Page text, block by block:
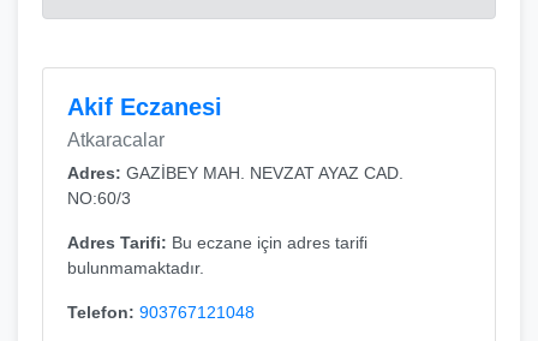
Akif Eczanesi
Atkaracalar
Adres: GAZİBEY MAH. NEVZAT AYAZ CAD.
NO:60/3
Adres Tarifi: Bu eczane için adres tarifi
bulunmamaktadır.
Telefon: 903767121048